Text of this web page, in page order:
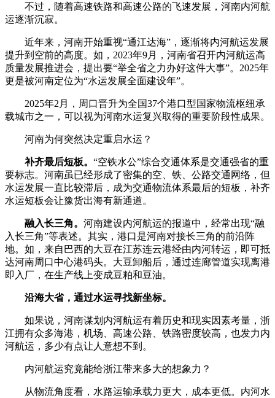
不过，随着高速铁路和高速公路的飞速发展，河南内河航
运逐渐沉寂。
近年来，河南开始重视“通江达海”，逐渐将内河航运发展
提升到空前的高度。如，2023年9月，河南省召开内河航运高
质量发展推进会，提出要“举全省之力办好这件大事”。2025年
更是被河南定位为“水运发展全面建设年”。
2025年2月，周口晋升为全国37个港口型国家物流枢纽承
载城市之一，可以视为河南水运复兴取得的重要阶段性成果。
河南为何突然决定重启水运？
补齐最后短板。 “空铁水公”综合交通体系是交通强省的重
要标志。河南虽已经形成了密集的空、铁、公路交通网络，但
水运发展一直比较滞后，成为交通物流体系最后的短板，补齐
水运短板会让豫货出海有新通道。
融入长三角。 河南建设内河航运的报道中，经常出现“融
入长三角”等表述。其实，港口是河南对接长三角的前沿阵
地。如，来自巴西的大豆在江苏连云港经由内河转运，即可抵
达河南周口中心港码头。大豆卸船后，通过连廊管道实现离港
即入厂，在生产线上变成豆粕和豆油。
沿海大省，通过水运寻找新坐标。
如果说，河南谋划内河航运有着历史和现实因素考量，浙
江拥有众多海港，机场、高速公路、铁路密度较高，也发力内
河航运，多少有点让人意想不到。
内河航运究竟能给浙江带来多大的想象力？
从物流角度看，水路运输承载力更大，成本更低。内河水